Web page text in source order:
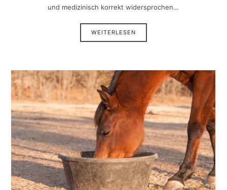
und medizinisch korrekt widersprochen…
WEITERLESEN